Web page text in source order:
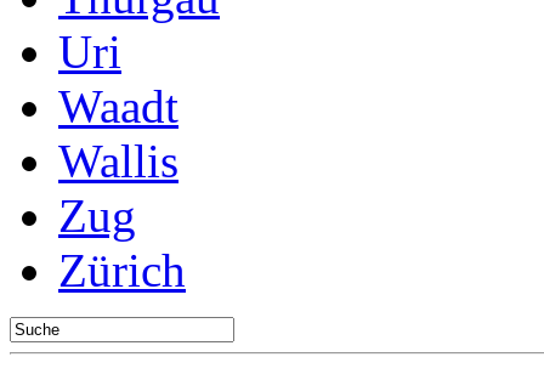
Uri
Waadt
Wallis
Zug
Zürich